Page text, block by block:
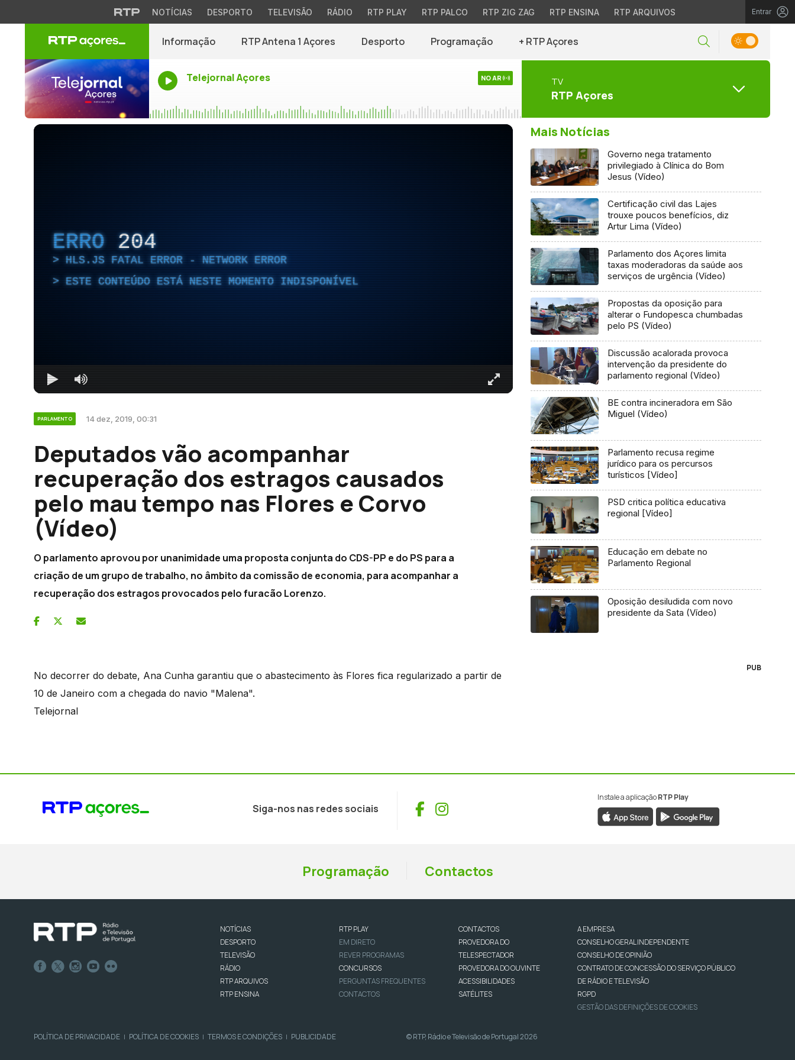
NOTÍCIAS DESPORTO TELEVISÃO RÁDIO RTP PLAY RTP PALCO RTP ZIG ZAG RTP ENSINA RTP ARQUIVOS Entrar
Informação RTP Antena 1 Açores Desporto Programação + RTP Açores
Telejornal Açores NO AR TV
RTP Açores
ERRO 204
HLS.JS FATAL ERROR - NETWORK ERROR
ESTE CONTEÚDO ESTÁ NESTE MOMENTO INDISPONÍVEL
PARLAMENTO 14 dez, 2019, 00:31
Deputados vão acompanhar
recuperação dos estragos causados
pelo mau tempo nas Flores e Corvo
(Vídeo)
O parlamento aprovou por unanimidade uma proposta conjunta do CDS-PP e do PS para a
criação de um grupo de trabalho, no âmbito da comissão de economia, para acompanhar a
recuperação dos estragos provocados pelo furacão Lorenzo.
No decorrer do debate, Ana Cunha garantiu que o abastecimento às Flores fica regularizado a partir de
10 de Janeiro com a chegada do navio "Malena".
Telejornal
Mais Notícias
Governo nega tratamento
privilegiado à Clínica do Bom
Jesus (Vídeo)
Certificação civil das Lajes
trouxe poucos benefícios, diz
Artur Lima (Vídeo)
Parlamento dos Açores limita
taxas moderadoras da saúde aos
serviços de urgência (Vídeo)
Propostas da oposição para
alterar o Fundopesca chumbadas
pelo PS (Vídeo)
Discussão acalorada provoca
intervenção da presidente do
parlamento regional (Vídeo)
BE contra incineradora em São
Miguel (Vídeo)
Parlamento recusa regime
jurídico para os percursos
turísticos [Vídeo]
PSD critica política educativa
regional [Vídeo]
Educação em debate no
Parlamento Regional
Oposição desiludida com novo
presidente da Sata (Vídeo)
PUB
Siga-nos nas redes sociais Facebook
Instagram
Instale a aplicaçãoRTP Play
Programação Contactos
NOTÍCIAS
DESPORTO
TELEVISÃO
RÁDIO
RTP ARQUIVOS
RTP ENSINA
RTP PLAY
EM DIRETO
REVER PROGRAMAS
CONCURSOS
PERGUNTAS FREQUENTES
CONTACTOS
CONTACTOS
PROVEDORA DO
TELESPECTADOR
PROVEDORA DO OUVINTE
ACESSIBILIDADES
SATÉLITES
A EMPRESA
CONSELHO GERAL INDEPENDENTE
CONSELHO DE OPINIÃO
CONTRATO DE CONCESSÃO DO SERVIÇO PÚBLICO
DE RÁDIO E TELEVISÃO
RGPD
GESTÃO DAS DEFINIÇÕES DE COOKIES
POLÍTICA DE PRIVACIDADE | POLÍTICA DE COOKIES | TERMOS E CONDIÇÕES | PUBLICIDADE © RTP, Rádio e Televisão de Portugal 2026